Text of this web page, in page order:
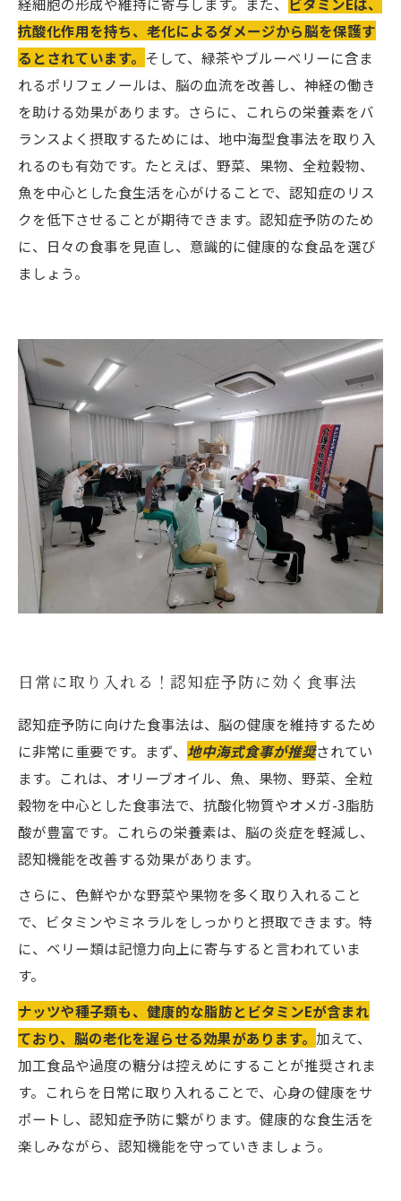
抗酸化作用を持ち、老化によるダメージから脳を保護す
るとされています。 そして、緑茶やブルーベリーに含ま
れるポリフェノールは、脳の血流を改善し、神経の働き
を助ける効果があります。さらに、これらの栄養素をバ
ランスよく摂取するためには、地中海型食事法を取り入
れるのも有効です。たとえば、野菜、果物、全粒穀物、
魚を中心とした食生活を心がけることで、認知症のリス
クを低下させることが期待できます。認知症予防のため
に、日々の食事を見直し、意識的に健康的な食品を選び
ましょう。
日常に取り入れる！認知症予防に効く食事法
認知症予防に向けた食事法は、脳の健康を維持するため
に非常に重要です。まず、 地中海式食事が推奨されてい
ます。これは、オリーブオイル、魚、果物、野菜、全粒
穀物を中心とした食事法で、抗酸化物質やオメガ-3脂肪
酸が豊富です。これらの栄養素は、脳の炎症を軽減し、
認知機能を改善する効果があります。
さらに、色鮮やかな野菜や果物を多く取り入れること
で、ビタミンやミネラルをしっかりと摂取できます。特
に、ベリー類は記憶力向上に寄与すると言われていま
す。
ナッツや種子類も、健康的な脂肪とビタミンEが含まれ
ており、脳の老化を遅らせる効果があります。 加えて、
加工食品や過度の糖分は控えめにすることが推奨されま
す。これらを日常に取り入れることで、心身の健康をサ
ポートし、認知症予防に繋がります。健康的な食生活を
楽しみながら、認知機能を守っていきましょう。